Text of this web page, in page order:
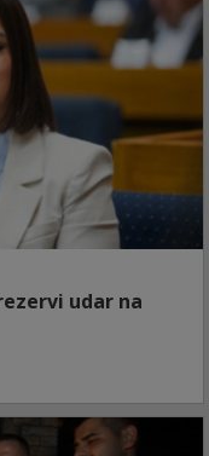
udar na